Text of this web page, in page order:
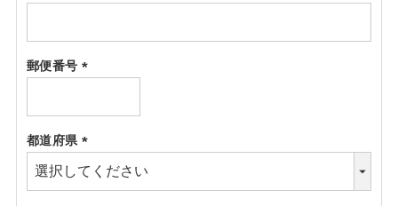
須)
郵便番号
須)
都道府県
(必
須)